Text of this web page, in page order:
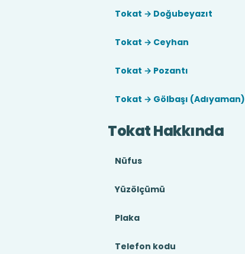
Tokat → Doğubeyazıt
Tokat → Ceyhan
Tokat → Pozantı
Tokat → Gölbaşı (Adıyaman)
Tokat Hakkında
Nüfus
Yüzölçümü
Plaka
Telefon kodu